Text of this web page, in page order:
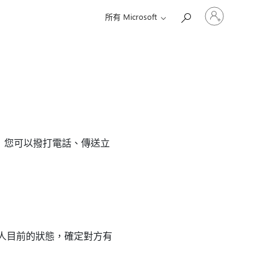
所有 Microsoft
登
入
可以撥打電話、傳送立
目前的狀態，確定對方有